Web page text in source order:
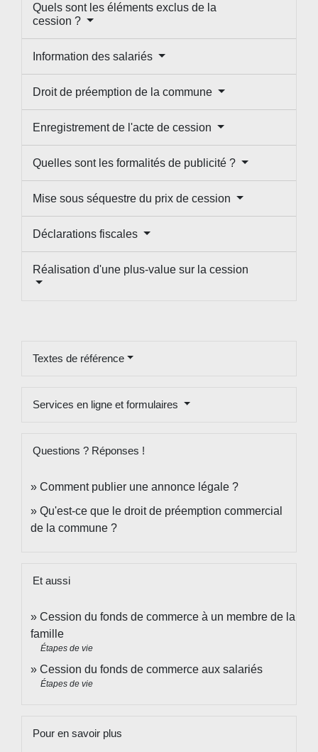
Quels sont les éléments exclus de la
cession ?
Information des salariés
Droit de préemption de la commune
Enregistrement de l'acte de cession
Quelles sont les formalités de publicité ?
Mise sous séquestre du prix de cession
Déclarations fiscales
Réalisation d'une plus-value sur la cession
Textes de référence
Services en ligne et formulaires
Questions ? Réponses !
Comment publier une annonce légale ?
Qu'est-ce que le droit de préemption commercial
de la commune ?
Et aussi
Cession du fonds de commerce à un membre de la
famille
Étapes de vie
Cession du fonds de commerce aux salariés
Étapes de vie
Pour en savoir plus